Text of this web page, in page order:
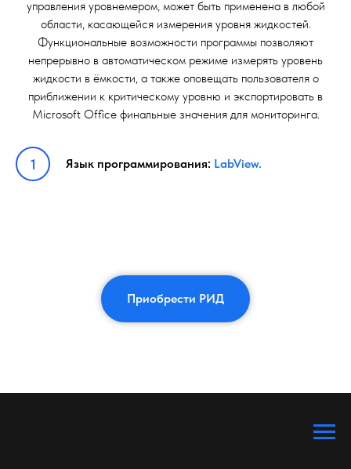
управления уровнемером, может быть применена в любой
области, касающейся измерения уровня жидкостей.
Функциональные возможности программы позволяют
непрерывно в автоматическом режиме измерять уровень
жидкости в ёмкости, а также оповещать пользователя о
приближении к критическому уровню и экспортировать в
Microsoft Office финальные значения для мониторинга.
Язык программирования: LabView.
Приобрести РИД